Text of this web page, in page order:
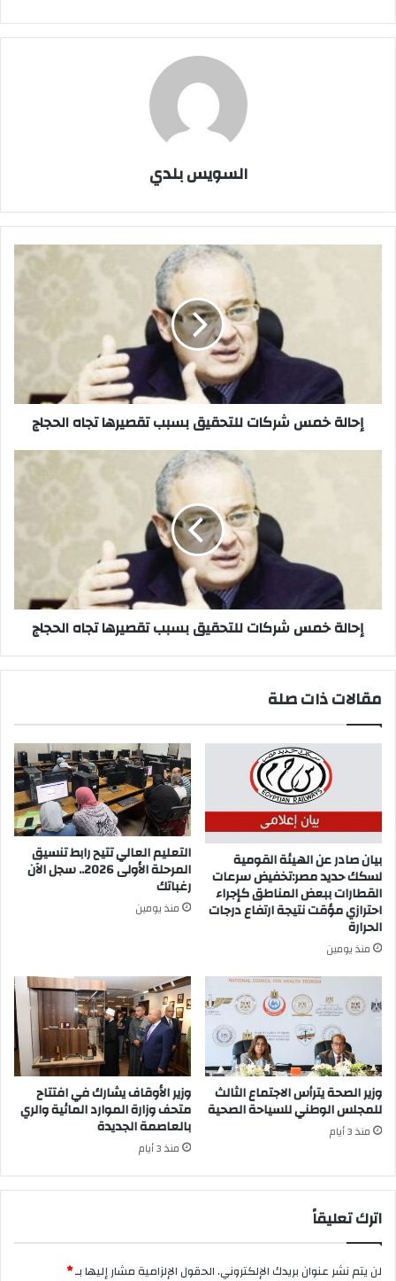
السويس بلدي
إحالة خمس شركات للتحقيق بسبب تقصيرها تجاه الحجاج
إحالة خمس شركات للتحقيق بسبب تقصيرها تجاه الحجاج
مقالات ذات صلة
بيان صادر عن الهيئة القومية
لسكك حديد مصر:تخفيض سرعات
القطارات ببعض المناطق كإجراء
احترازي مؤقت نتيجة ارتفاع درجات
الحرارة
منذ يومين
التعليم العالي تتيح رابط تنسيق
المرحلة الأولى 2026.. سجل الآن
رغباتك
منذ يومين
وزير الصحة يترأس الاجتماع الثالث
للمجلس الوطني للسياحة الصحية
منذ 3 أيام
وزير الأوقاف يشارك في افتتاح
متحف وزارة الموارد المائية والري
بالعاصمة الجديدة
منذ 3 أيام
اترك تعليقاً
لن يتم نشر عنوان بريدك الإلكتروني.الحقول الإلزامية مشار إليها بـ*